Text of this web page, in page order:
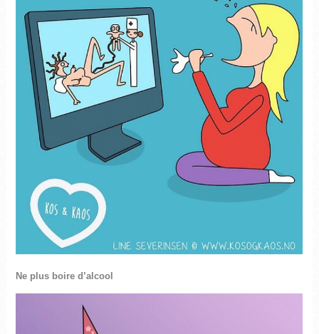
Ne plus boire d’alcool